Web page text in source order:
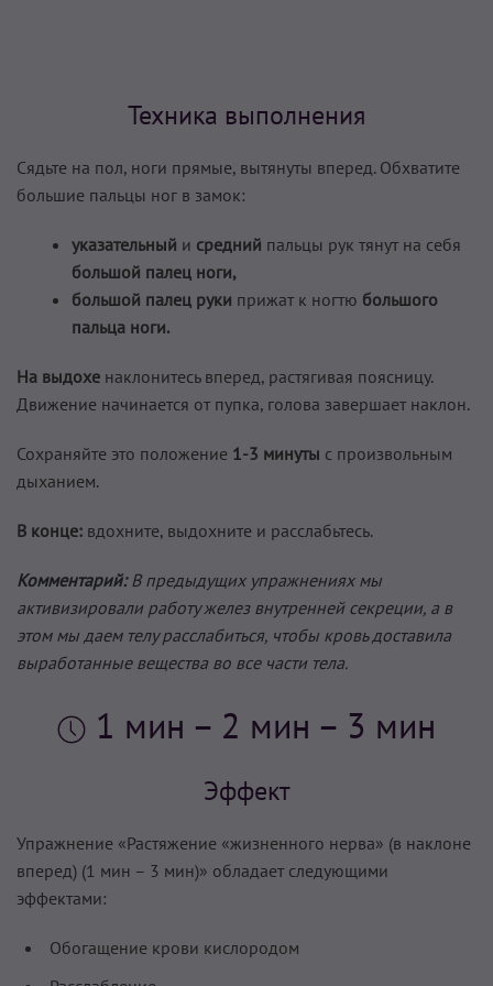
Техника выполнения
Сядьте на пол, ноги прямые, вытянуты вперед. Обхватите
большие пальцы ног в замок:
указательный и средний пальцы рук тянут на себя
большой палец ноги,
большой палец руки прижат к ногтю большого
пальца ноги.
На выдохе наклонитесь вперед, растягивая поясницу.
Движение начинается от пупка, голова завершает наклон.
Сохраняйте это положение 1-3 минуты с произвольным
дыханием.
В конце: вдохните, выдохните и расслабьтесь.
Комментарий:В предыдущих упражнениях мы
активизировали работу желез внутренней секреции, а в
этом мы даем телу расслабиться, чтобы кровь доставила
выработанные вещества во все части тела.
1 мин – 2 мин – 3 мин
Эффект
Упражнение «Растяжение «жизненного нерва» (в наклоне
вперед) (1 мин – 3 мин)» обладает следующими
эффектами:
Обогащение крови кислородом